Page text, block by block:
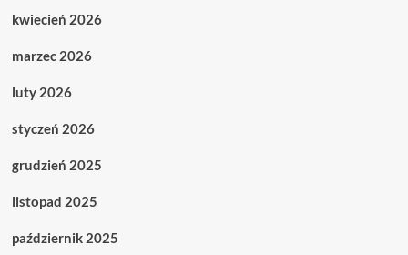
kwiecień 2026
marzec 2026
luty 2026
styczeń 2026
grudzień 2025
listopad 2025
październik 2025